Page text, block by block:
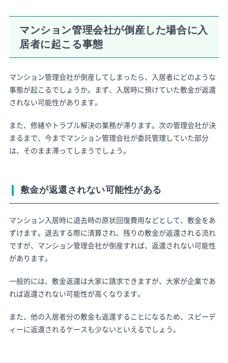
マンション管理会社が倒産した場合に入
居者に起こる事態
マンション管理会社が倒産してしまったら、入居者にどのような
事態が起こるでしょうか。まず、入居時に預けていた敷金が返還
されない可能性があります。
また、修繕やトラブル解決の業務が滞ります。次の管理会社が決
まるまで、今までマンション管理会社が委託管理していた部分
は、そのまま滞ってしまうでしょう。
敷金が返還されない可能性がある
マンション入居時に退去時の原状回復費用などとして、敷金をあ
ずけます。退去する際に清算され、残りの敷金が返還される流れ
ですが、マンション管理会社が倒産すれば、返還されない可能性
があります。
一般的には、敷金返還は大家に請求できますが、大家が企業であ
れば返還されない可能性が高くなります。
また、他の入居者分の敷金も返還することになるため、スピーデ
ィーに返還されるケースも少ないといえるでしょう。